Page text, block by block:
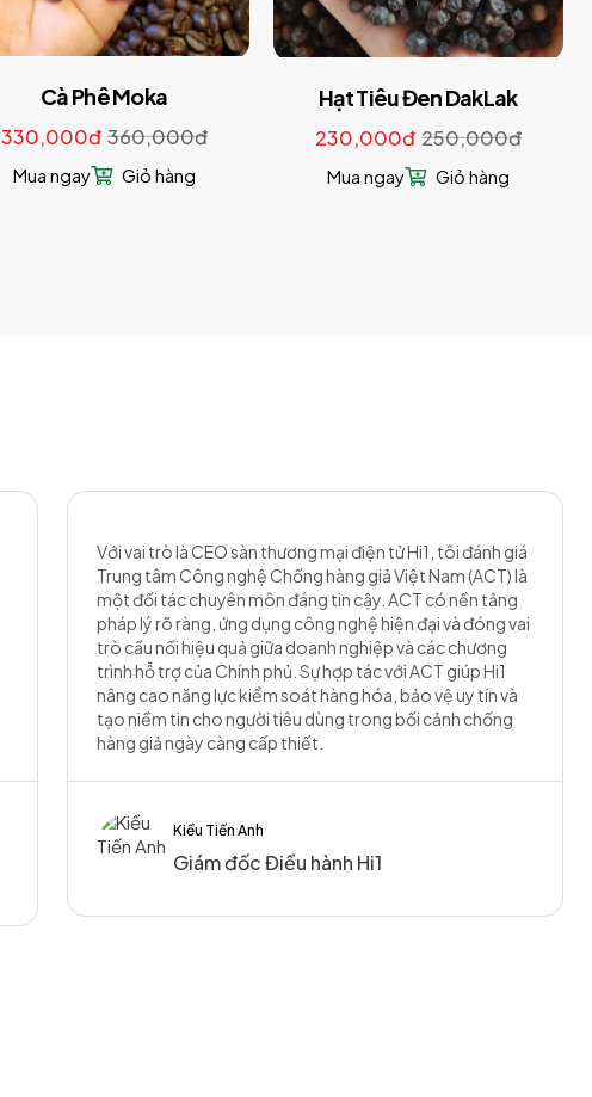
Cà Phê Moka
330,000đ 360,000đ
Mua ngay Giỏ hàng
Hạt Tiêu Đen DakLak
230,000đ 250,000đ
Mua ngay Giỏ hàng
Với vai trò là CEO sàn thương mại điện tử Hi1, tôi đánh giá
Trung tâm Công nghệ Chống hàng giả Việt Nam (ACT) là
một đối tác chuyên môn đáng tin cậy. ACT có nền tảng
pháp lý rõ ràng, ứng dụng công nghệ hiện đại và đóng vai
trò cầu nối hiệu quả giữa doanh nghiệp và các chương
trình hỗ trợ của Chính phủ. Sự hợp tác với ACT giúp Hi1
nâng cao năng lực kiểm soát hàng hóa, bảo vệ uy tín và
tạo niềm tin cho người tiêu dùng trong bối cảnh chống
hàng giả ngày càng cấp thiết.
Kiều Tiến Anh
Giám đốc Điều hành Hi1